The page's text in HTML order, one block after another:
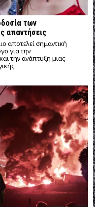
των
απαντήσεις
αποτελεί σημαντική
για την
την ανάπτυξη μιας